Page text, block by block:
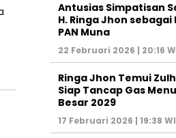
Antusias Simpatisan
H. Ringa Jhon sebagai
PAN Muna
22 Februari 2026 | 20:16
Ringa Jhon Temui
Siap Tancap Gas
Besar 2029
17 Februari 2026 | 19:38